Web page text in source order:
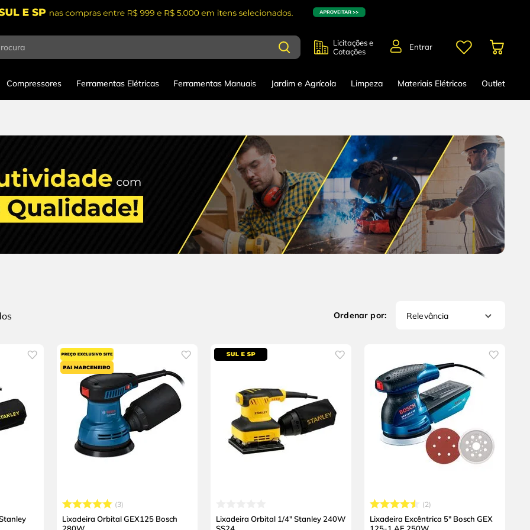
Licitações e
Cotações
Entrar
Compressores Ferramentas Elétricas Ferramentas Manuais Jardim e Agrícola Limpeza Materiais Elétricos Outlet
Relevância
3
Lixadeira Orbital GEX125 Bosch
Lixadeira Orbital 1/4" Stanley 240W
2
Lixadeira Excêntrica 5" Bosch GEX